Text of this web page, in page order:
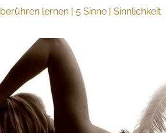
berühren lernen | 5 Sinne | Sinnlichkeit